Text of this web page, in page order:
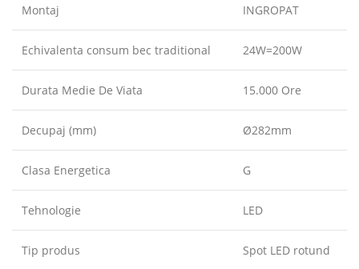
Montaj INGROPAT
Echivalenta consum bec traditional 24W=200W
Durata Medie De Viata 15.000 Ore
Decupaj (mm) Ø282mm
Clasa Energetica G
Tehnologie LED
Tip produs Spot LED rotund